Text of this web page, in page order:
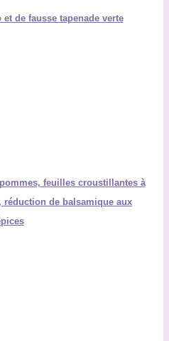
de fausse tapenade verte
feuilles croustillantes à
réduction de balsamique aux